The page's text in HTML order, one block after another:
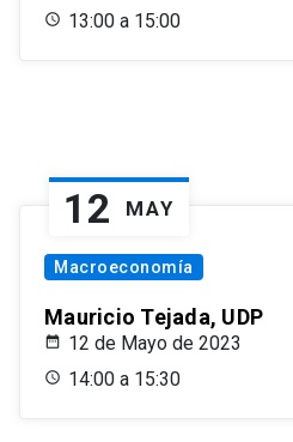
13:00 a 15:00
12 MAY
Macroeconomía
Mauricio Tejada, UDP
12 de Mayo de 2023
14:00 a 15:30